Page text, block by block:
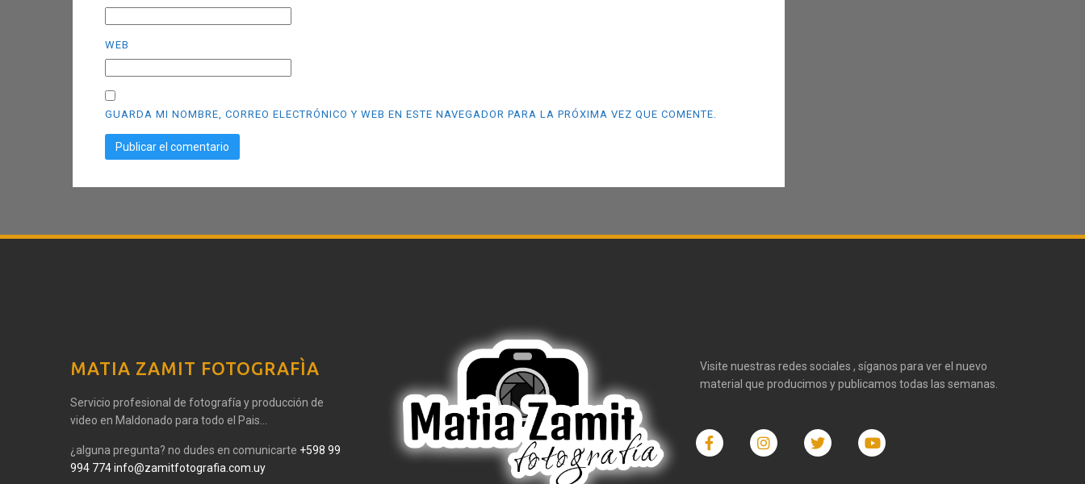
WEB
GUARDA MI NOMBRE, CORREO ELECTRÓNICO Y WEB EN ESTE NAVEGADOR PARA LA PRÓXIMA VEZ QUE COMENTE.
MATIA ZAMIT FOTOGRAFÌA
Servicio profesional de fotografía y producción de
video en Maldonado para todo el Pais...
¿alguna pregunta? no dudes en comunicarte +598 99
994 774info@zamitfotografia.com.uy
Visite nuestras redes sociales , síganos para ver el nuevo
material que producimos y publicamos todas las semanas.